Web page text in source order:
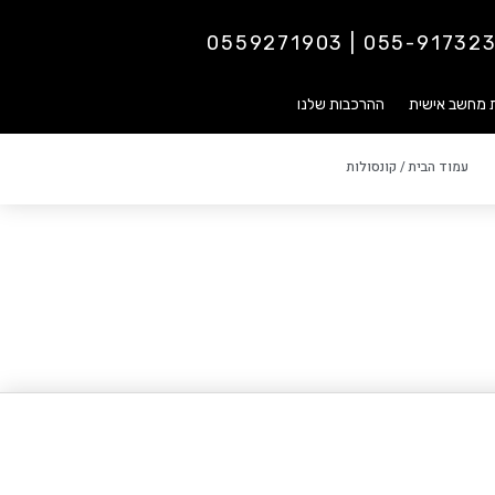
055-9173237 |
מחשב אישית ההרכבות שלנו
עמוד הבית/ קונסולות